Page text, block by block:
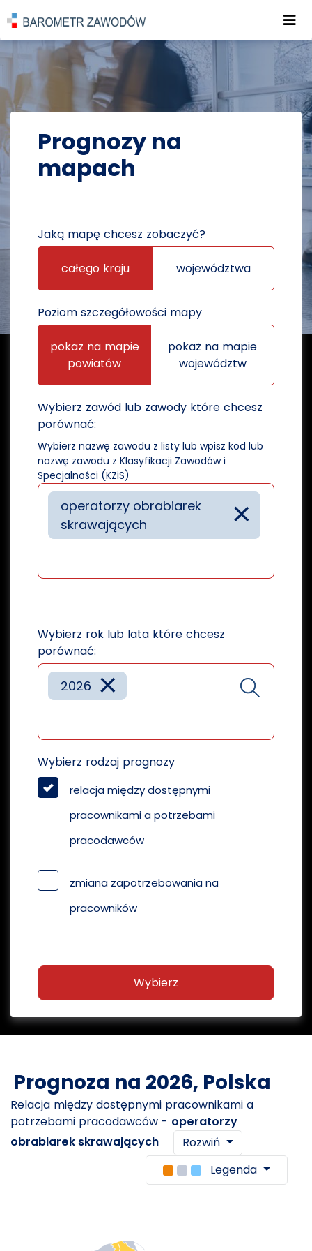
POWRÓT DO STRONY GŁÓWNEJ
PROGNOZY PROGNOZY NA MAPACH
Prognozy na
mapach
Jaką mapę chcesz zobaczyć?
całego kraju województwa
Poziom szczegółowości mapy
pokaż na mapie
powiatów
pokaż na mapie
województw
Wybierz zawód lub zawody które chcesz
porównać:
Wybierz nazwę zawodu z listy lub wpisz kod lub
nazwę zawodu z Klasyfikacji Zawodów i
Specjalności (KZiS)
×
operatorzy obrabiarek
skrawających
Wybierz rok lub lata które chcesz
porównać:
×
2026
Wybierz rodzaj prognozy
relacja między dostępnymi
pracownikami a potrzebami
pracodawców
zmiana zapotrzebowania na
pracowników
Wybierz
Prognoza na 2026, Polska
Relacja między dostępnymi pracownikami a
potrzebami pracodawców - operatorzy
obrabiarek skrawających
Rozwiń
Legenda